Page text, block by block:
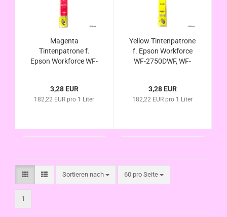
Magenta
Tintenpatrone f.
Epson Workforce WF-
WF-2760 DWF
ersetzt Epson
3,28 EUR
182,22 EUR pro 1 Liter
Yellow Tintenpatrone
f. Epson Workforce
WF-2750DWF, WF-
ersetzt Epson
Nr.16XL mit Chip u.
3,28 EUR
182,22 EUR pro 1 Liter
Sortieren nach
Sortieren nach 60 pro Seite
pro Seite
1